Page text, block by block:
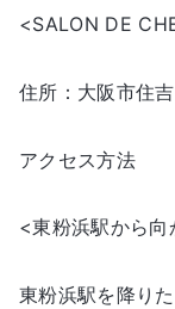
<SALON DE
住所：大阪市住
アクセス方法
<東粉浜駅から
東粉浜駅を降り